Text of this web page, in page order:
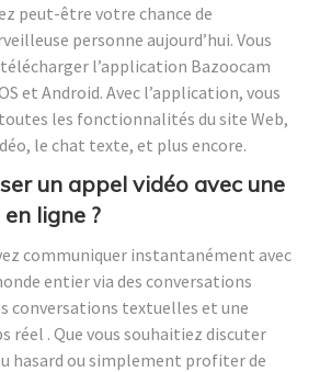
peut-être votre chance de
personne aujourd’hui. Vous
l’application Bazoocam
et Android. Avec l’application, vous
les fonctionnalités du site Web,
le chat texte, et plus encore.
un appel vidéo avec une
ligne ?
communiquer instantanément avec
entier via des conversations
conversations textuelles et une
réel . Que vous souhaitiez discuter
hasard ou simplement profiter de